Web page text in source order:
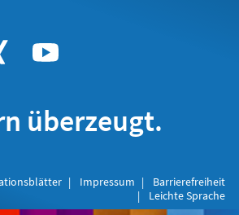
überzeugt.
Impressum
Barrierefreiheit
Leichte Sprache